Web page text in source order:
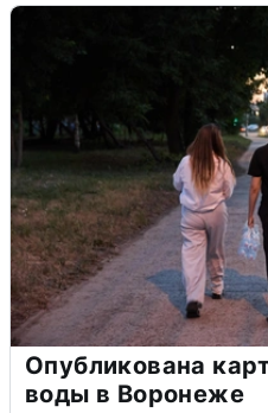
Опубликована
воды в Воронеже